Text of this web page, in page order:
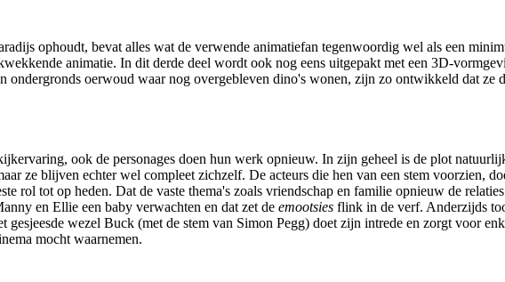
ophoudt, bevat alles wat de verwende animatiefan tegenwoordig wel als een
animatie. In dit derde deel wordt ook nog eens uitgepakt met een 3D-
ondergronds oerwoud waar nog overgebleven dino's wonen, zijn zo ontwikkeld dat ze
ook de personages doen hun werk opnieuw. In zijn geheel is de plot
ze blijven echter wel compleet zichzelf. De acteurs die hen van een stem voorzien,
rol tot op heden. Dat de vaste thema's zoals vriendschap en familie opnieuw de
en Ellie een baby verwachten en dat zet de emootsies flink in de verf. Anderzijds
wezel Buck (met de stem van Simon Pegg) doet zijn intrede en zorgt voor
mocht waarnemen.